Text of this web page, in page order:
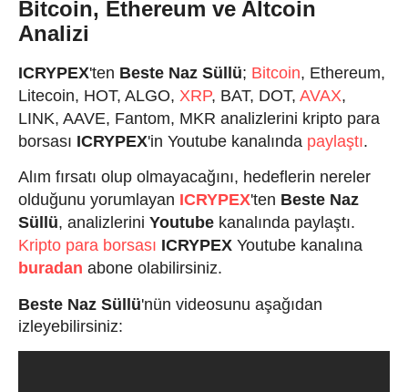
Bitcoin, Ethereum ve Altcoin
Analizi
ICRYPEX'ten Beste Naz Süllü; Bitcoin, Ethereum,
Litecoin, HOT, ALGO, XRP, BAT, DOT, AVAX,
LINK, AAVE, Fantom, MKR analizlerini kripto para
borsası ICRYPEX'in Youtube kanalında paylaştı.
Alım fırsatı olup olmayacağını, hedeflerin nereler
olduğunu yorumlayan ICRYPEX'ten Beste Naz
Süllü, analizlerini Youtube kanalında paylaştı.
Kripto para borsası ICRYPEX Youtube kanalına
buradan abone olabilirsiniz.
Beste Naz Süllü'nün videosunu aşağıdan
izleyebilirsiniz: